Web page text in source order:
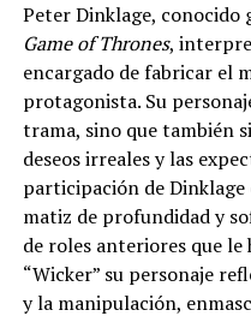
Peter Dinklage,
Game of Thrones,
encargado de fabricar el
protagonista. Su
trama, sino que también
deseos irreales y las
participación de
matiz de profundidad y
de roles anteriores que le
“Wicker” su personaje
y la manipulación,